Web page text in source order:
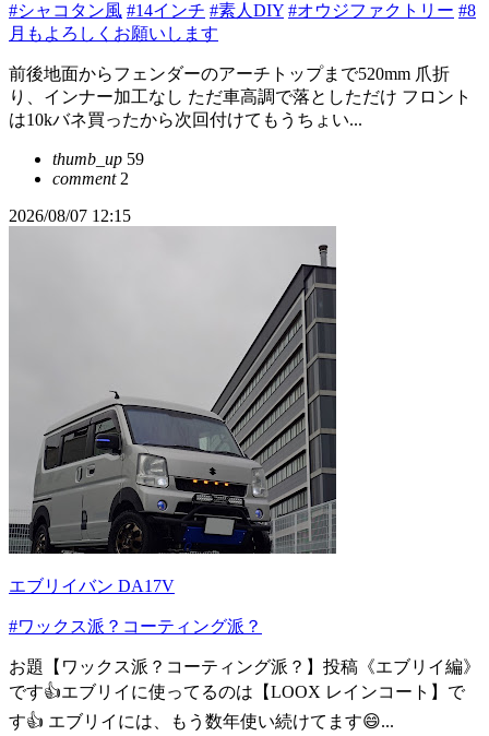
#シャコタン風 #14インチ #素人DIY #オウジファクトリー #8
月もよろしくお願いします
前後地面からフェンダーのアーチトップまで520mm 爪折
り、インナー加工なし ただ車高調で落としただけ フロント
は10kバネ買ったから次回付けてもうちょい...
thumb_up 59
comment2
2026/08/07 12:15
エブリイバン DA17V
#ワックス派？コーティング派？
お題【ワックス派？コーティング派？】投稿《エブリイ編》
です👍エブリイに使ってるのは【LOOX レインコート】で
す👍 エブリイには、もう数年使い続けてます😄...